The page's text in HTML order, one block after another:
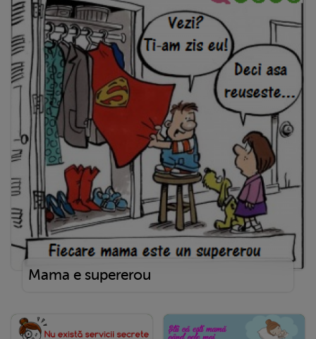
Mama e supererou